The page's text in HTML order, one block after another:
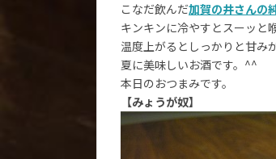
こなだ飲んだ加賀の井さんの
キンキンに冷やすとスーッと
温度上がるとしっかりと甘み
夏に美味しいお酒です。^^
本日のおつまみです。
【みょうが奴】